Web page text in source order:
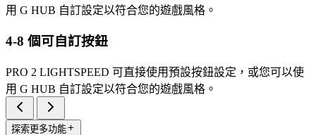
用 G HUB 自訂設定以符合您的遊戲風格。
4-8 個可自訂按鈕
PRO 2 LIGHTSPEED 可直接使用預設按鈕設定，或您可以使
用 G HUB 自訂設定以符合您的遊戲風格。
探索更多功能